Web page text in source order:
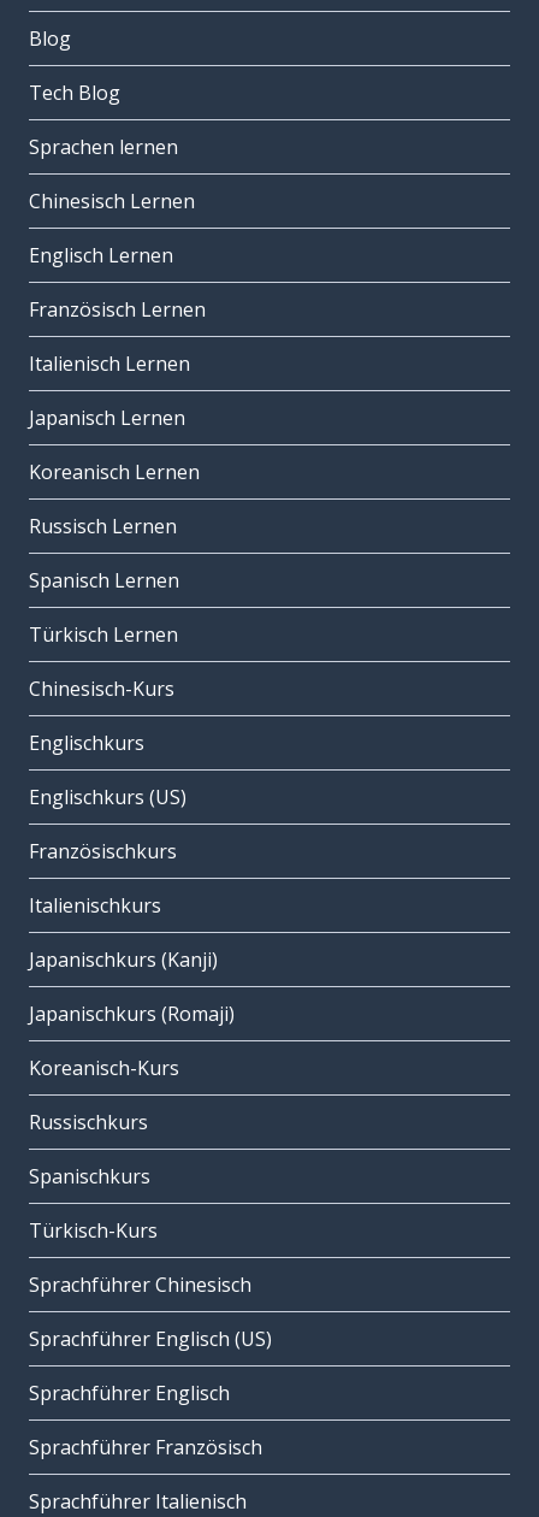
Blog
Tech Blog
Sprachen lernen
Chinesisch Lernen
Englisch Lernen
Französisch Lernen
Italienisch Lernen
Japanisch Lernen
Koreanisch Lernen
Russisch Lernen
Spanisch Lernen
Türkisch Lernen
Chinesisch-Kurs
Englischkurs
Englischkurs (US)
Französischkurs
Italienischkurs
Japanischkurs (Kanji)
Japanischkurs (Romaji)
Koreanisch-Kurs
Russischkurs
Spanischkurs
Türkisch-Kurs
Sprachführer Chinesisch
Sprachführer Englisch (US)
Sprachführer Englisch
Sprachführer Französisch
Sprachführer Italienisch